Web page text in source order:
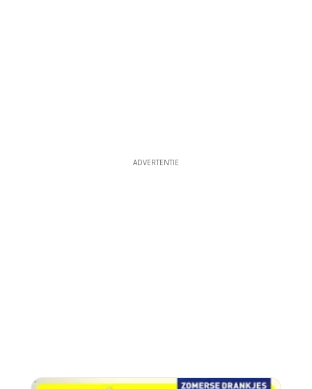
ADVERTENTIE